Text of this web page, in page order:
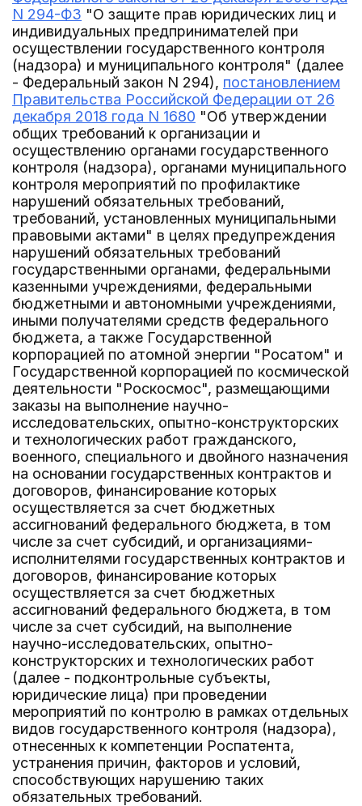
N 294-ФЗ "О защите прав юридических лиц и
индивидуальных предпринимателей при
осуществлении государственного контроля
(надзора) и муниципального контроля" (далее
- Федеральный закон N 294), постановлением
Правительства Российской Федерации от 26
декабря 2018 года N 1680 "Об утверждении
общих требований к организации и
осуществлению органами государственного
контроля (надзора), органами муниципального
контроля мероприятий по профилактике
нарушений обязательных требований,
требований, установленных муниципальными
правовыми актами" в целях предупреждения
нарушений обязательных требований
государственными органами, федеральными
казенными учреждениями, федеральными
бюджетными и автономными учреждениями,
иными получателями средств федерального
бюджета, а также Государственной
корпорацией по атомной энергии "Росатом" и
Государственной корпорацией по космической
деятельности "Роскосмос", размещающими
заказы на выполнение научно-
исследовательских, опытно-конструкторских
и технологических работ гражданского,
военного, специального и двойного назначения
на основании государственных контрактов и
договоров, финансирование которых
осуществляется за счет бюджетных
ассигнований федерального бюджета, в том
числе за счет субсидий, и организациями-
исполнителями государственных контрактов и
договоров, финансирование которых
осуществляется за счет бюджетных
ассигнований федерального бюджета, в том
числе за счет субсидий, на выполнение
научно-исследовательских, опытно-
конструкторских и технологических работ
(далее - подконтрольные субъекты,
юридические лица) при проведении
мероприятий по контролю в рамках отдельных
видов государственного контроля (надзора),
отнесенных к компетенции Роспатента,
устранения причин, факторов и условий,
способствующих нарушению таких
обязательных требований.